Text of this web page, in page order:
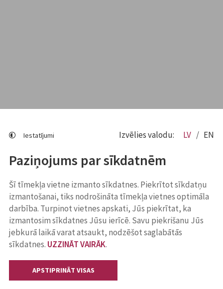
Paziņojums par sīkdatnēm
Šī tīmekļa vietne izmanto sīkdatnes. Piekrītot sīkdatņu
izmantošanai, tiks nodrošināta tīmekļa vietnes optimāla
darbība. Turpinot vietnes apskati, Jūs piekrītat, ka
izmantosim sīkdatnes Jūsu ierīcē. Savu piekrišanu Jūs
jebkurā laikā varat atsaukt, nodzēšot saglabātās
sīkdatnes. UZZINĀT VAIRĀK.
APSTIPRINĀT VISAS
Iestatījumi Izvēlies valodu: LV EN